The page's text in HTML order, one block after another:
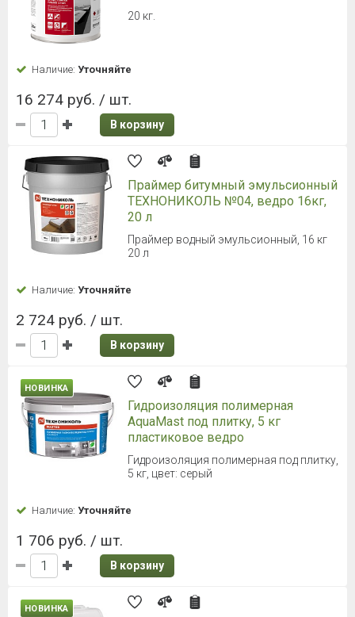
20 кг.
Наличие: Уточняйте
16 274 руб. / шт.
В корзину
Праймер битумный эмульсионный
ТЕХНОНИКОЛЬ №04, ведро 16кг,
20 л
Праймер водный эмульсионный, 16 кг
20 л
Наличие: Уточняйте
2 724 руб. / шт.
В корзину
НОВИНКА
Гидроизоляция полимерная
AquaMast под плитку, 5 кг
пластиковое ведро
Гидроизоляция полимерная под плитку,
5 кг, цвет: серый
Наличие: Уточняйте
1 706 руб. / шт.
В корзину
НОВИНКА